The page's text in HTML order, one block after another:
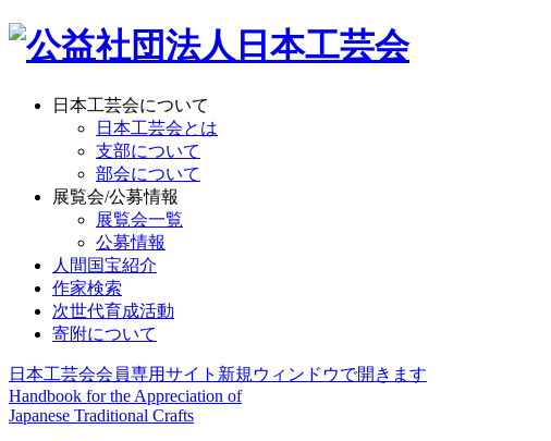
日本工芸会について
日本工芸会とは
支部について
部会について
展覧会/公募情報
展覧会一覧
公募情報
人間国宝紹介
作家検索
次世代育成活動
寄附について
日本工芸会会員専用サイト 新規ウィンドウで開きます
Handbook for the Appreciation of
Japanese Traditional Crafts